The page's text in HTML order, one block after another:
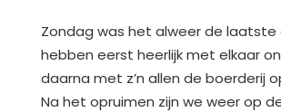
Zondag was het alweer de laatste
hebben eerst heerlijk met elkaar
daarna met z’n allen de boerderij
Na het opruimen zijn we weer op